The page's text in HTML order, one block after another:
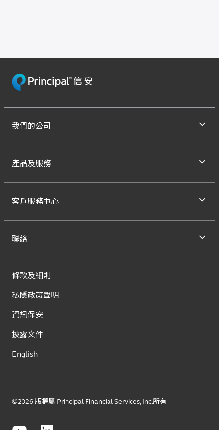
我們的公司
產品及服務
客戶服務中心
聯絡
條款及細則
私隱政策聲明
資訊保安
披露文件
English
©2026 版權屬 Principal Financial Services, Inc.所有